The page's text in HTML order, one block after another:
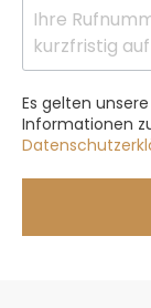
Es gelten unsere
Informationen